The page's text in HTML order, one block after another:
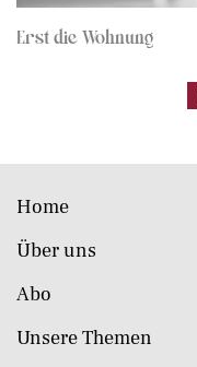
Erst die Wohnung
Home
Über uns
Abo
Unsere Themen